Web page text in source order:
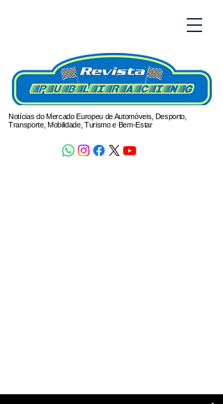
Notícias do Mercado Europeu de Automóveis, Desporto,
Transporte, Mobilidade, Turismo e Bem-Estar